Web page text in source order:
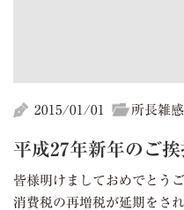
2015/01/01 所長雑感
平成27年新年のご挨
皆様明けましておめでとう
消費税の再増税が延期をさ